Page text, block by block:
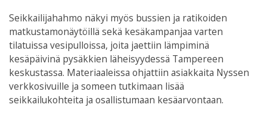
Seikkailijahahmo näkyi myös bussien ja ratikoiden
matkustamonäytöillä sekä kesäkampanjaa varten
tilatuissa vesipulloissa, joita jaettiin lämpiminä
kesäpäivinä pysäkkien läheisyydessä Tampereen
keskustassa. Materiaaleissa ohjattiin asiakkaita Nyssen
verkkosivuille ja someen tutkimaan lisää
seikkailukohteita ja osallistumaan kesäarvontaan.